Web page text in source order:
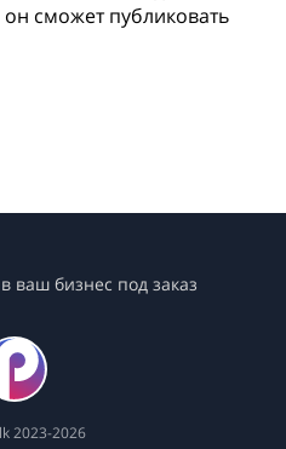
сможет публиковать
ваш бизнес под заказ
2023-2026